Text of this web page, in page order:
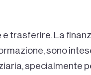
e trasferire. La
sono
specialmente